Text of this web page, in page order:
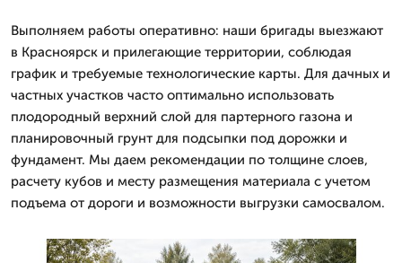
Выполняем работы оперативно: наши бригады выезжают
в Красноярск и прилегающие территории, соблюдая
график и требуемые технологические карты. Для дачных и
частных участков часто оптимально использовать
плодородный верхний слой для партерного газона и
планировочный грунт для подсыпки под дорожки и
фундамент. Мы даем рекомендации по толщине слоев,
расчету кубов и месту размещения материала с учетом
подъема от дороги и возможности выгрузки самосвалом.